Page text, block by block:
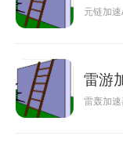
元链加
雷游
雷轰加